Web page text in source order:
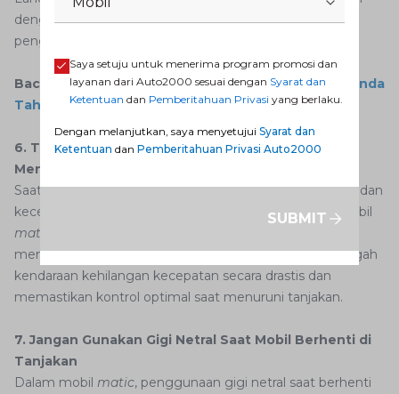
dengan lancar dan efisien sesuai dengan kebutuhan
pengemudi.
Baca Juga:5 Penyebab Mobil Mogok yang Jarang Anda
Tahu
6. Turunkan ke Gigi Lebih Rendah Saat Kecepatan
Menurun
Saat kendaraan telah melewati bagian puncak tanjakan dan
kecepatan mulai menurun, transmisi otomatis pada mobil
matic
mempertahankan daya dorong. Ini membantu mencegah
kendaraan kehilangan kecepatan secara drastis dan
memastikan kontrol optimal saat menuruni tanjakan.
7. Jangan Gunakan Gigi Netral Saat Mobil Berhenti di
Tanjakan
Dalam mobil matic, penggunaan gigi netral saat berhenti
Saya setuju untuk menerima program promosi dan
layanan dari Auto2000 sesuai dengan Syarat dan
Ketentuan dan Pemberitahuan Privasi yang berlaku.
Dengan melanjutkan, saya menyetujui Syarat dan
Ketentuan dan Pemberitahuan Privasi Auto2000
SUBMIT